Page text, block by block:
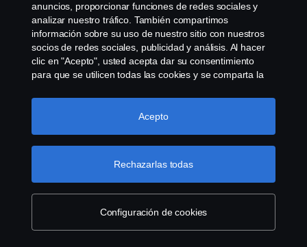
La cabina de acceso bajo de la serie L de
Scania está diseñada específicamente para
las condiciones urbanas, con un acceso
bajo y el campo de visión maximizado a
través de la ventana City Safe y la puerta
City Door.
Productos
anuncios, proporcionar funciones de redes sociales y
analizar nuestro tráfico. También compartimos
información sobre su uso de nuestro sitio con nuestros
socios de redes sociales, publicidad y análisis. Al hacer
clic en "Acepto", usted acepta dar su consentimiento
para que se utilicen todas las cookies y se comparta la
haciendo clic en "Configuración de cookies" y
seleccionando las categorías que desea aceptar. Para
Más información sobre su privacidad
Configuración de cookies
Rechazarlas todas
Acepto